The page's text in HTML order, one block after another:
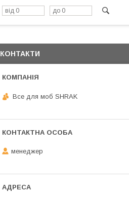
КОНТАКТИ
Все для моб SHRAK
менеджер